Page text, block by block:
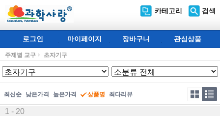
카테고리 검색
로그인 마이페이지 장바구니 관심상품
주제별 교구 초자기구
최신순 낮은가격 높은가격 상품명 최다리뷰
1 - 20